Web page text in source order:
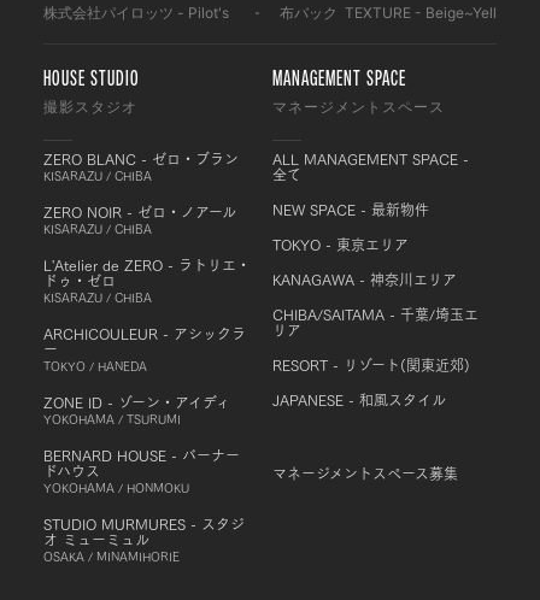
株式会社パイロッツ - Pilot's 布バック TEXTURE - Beige~Yellow
HOUSE STUDIO
撮影スタジオ
ZERO BLANC - ゼロ・ブラン
KISARAZU / CHIBA
ZERO NOIR - ゼロ・ノアール
KISARAZU / CHIBA
L'Atelier de ZERO - ラトリエ・
ドゥ・ゼロ
KISARAZU / CHIBA
ARCHICOULEUR - アシックラ
ー
TOKYO / HANEDA
ZONE ID - ゾーン・アイディ
YOKOHAMA / TSURUMI
BERNARD HOUSE - バーナー
ドハウス
YOKOHAMA / HONMOKU
STUDIO MURMURES - スタジ
オ ミューミュル
OSAKA / MINAMIHORIE
MANAGEMENT SPACE
マネージメントスペース
ALL MANAGEMENT SPACE -
全て
NEW SPACE - 最新物件
TOKYO - 東京エリア
KANAGAWA - 神奈川エリア
CHIBA/SAITAMA - 千葉/埼玉エ
リア
RESORT - リゾート(関東近郊)
JAPANESE - 和風スタイル
マネージメントスペース募集